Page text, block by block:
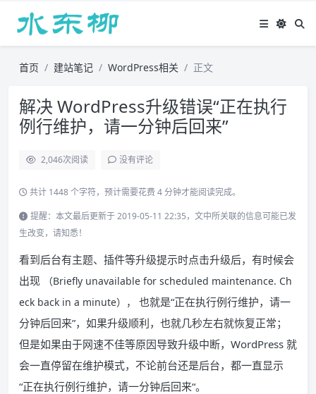
首页 建站笔记 WordPress相关 正文
解决 WordPress升级错误“正在执行
例行维护，请一分钟后回来”
2,046次阅读 没有评论
共计 1448 个字符，预计需要花费 4 分钟才能阅读完成。
提醒：本文最后更新于 2019-05-11 22:35，文中所关联的信息可能已发
生改变，请知悉！
看到后台有主题、插件等升级提示时点击升级后，有时候会
出现
（Briefly unavailable for scheduled maintenance. Ch
eck back in a minute），
也就是“正在执行例行维护，请一
分钟后回来”，如果升级顺利，也就几秒左右就恢复正常；
但是如果由于网速不佳等原因导致升级中断，WordPress 就
会一直停留在维护模式，不论前台还是后台，都一直显示
“正在执行例行维护，请一分钟后回来“。